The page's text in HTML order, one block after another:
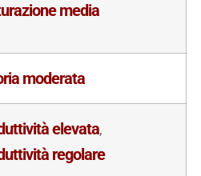
media
moderata
elevata,
regolare